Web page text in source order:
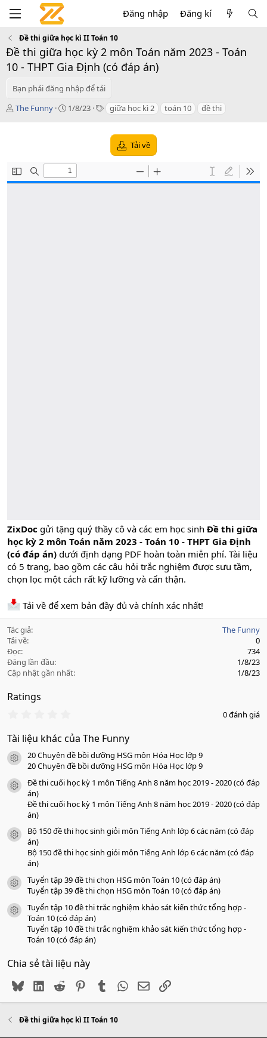
Đăng nhập Đăng kí
Đề thi giữa học kì II Toán 10
Đề thi giữa học kỳ 2 môn Toán năm 2023 - Toán
10 - THPT Gia Định (có đáp án)
Bạn phải đăng nhập để tải
T
The Funny
C
o
n
1/8/23
T giữa học kì 2 toán 10 đề thi
Tải về
ZixDoc gửi tặng quý thầy cô và các em học sinh Đề thi giữa
học kỳ 2 môn Toán năm 2023 - Toán 10 - THPT Gia Định
(có đáp án) dưới định dạng PDF hoàn toàn miễn phí. Tài liệu
có 5 trang, bao gồm các câu hỏi trắc nghiệm được sưu tầm,
chọn lọc một cách rất kỹ lưỡng và cẩn thận.
Tải về để xem bản đầy đủ và chính xác nhất!
Tác giả
The Funny
Tải về
0
Đọc
734
Đăng lần đầu
1/8/23
Cập nhật gần nhất
1/8/23
Ratings
0
0
s
a
o
0 đánh giá
Tài liệu khác của The Funny
icon tài liệu
20 Chuyên đề bồi dưỡng HSG môn Hóa Học lớp 9
20 Chuyên đề bồi dưỡng HSG môn Hóa Học lớp 9
icon tài liệu
Đề thi cuối học kỳ 1 môn Tiếng Anh 8 năm học 2019 - 2020 (có đáp
án)
Đề thi cuối học kỳ 1 môn Tiếng Anh 8 năm học 2019 - 2020 (có đáp
án)
icon tài liệu
Bộ 150 đề thi học sinh giỏi môn Tiếng Anh lớp 6 các năm (có đáp
án)
Bộ 150 đề thi học sinh giỏi môn Tiếng Anh lớp 6 các năm (có đáp
án)
icon tài liệu
Tuyển tập 39 đề thi chọn HSG môn Toán 10 (có đáp án)
Tuyển tập 39 đề thi chọn HSG môn Toán 10 (có đáp án)
icon tài liệu
Tuyển tập 10 đề thi trắc nghiệm khảo sát kiến thức tổng hợp -
Toán 10 (có đáp án)
Tuyển tập 10 đề thi trắc nghiệm khảo sát kiến thức tổng hợp -
Toán 10 (có đáp án)
Chia sẻ tài liệu này
BlueskyLinkedIn
Reddit PinterestTumblr WhatsApp
EmailLink
Đề thi giữa học kì II Toán 10